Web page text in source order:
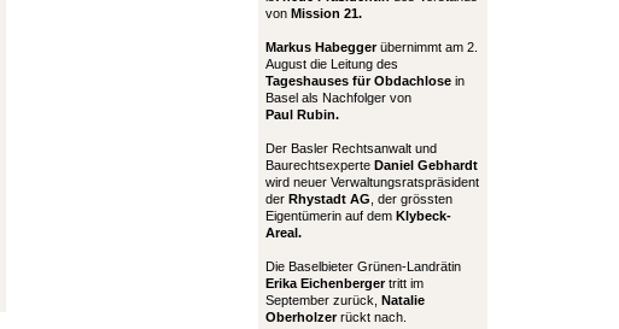
von Mission 21.
Markus Habeggerübernimmt am 2.
August die Leitung des
Tageshauses für Obdachlose in
Basel als Nachfolger von
Paul Rubin.
Der Basler Rechtsanwalt und
Baurechtsexperte Daniel Gebhardt
wird neuer Verwaltungsratspräsident
der Rhystadt AG , der grössten
Eigentümerin auf dem Klybeck-
Areal.
Die Baselbieter Grünen-Landrätin
Erika Eichenbergertritt im
September zurück, Natalie
Oberholzerrückt nach.